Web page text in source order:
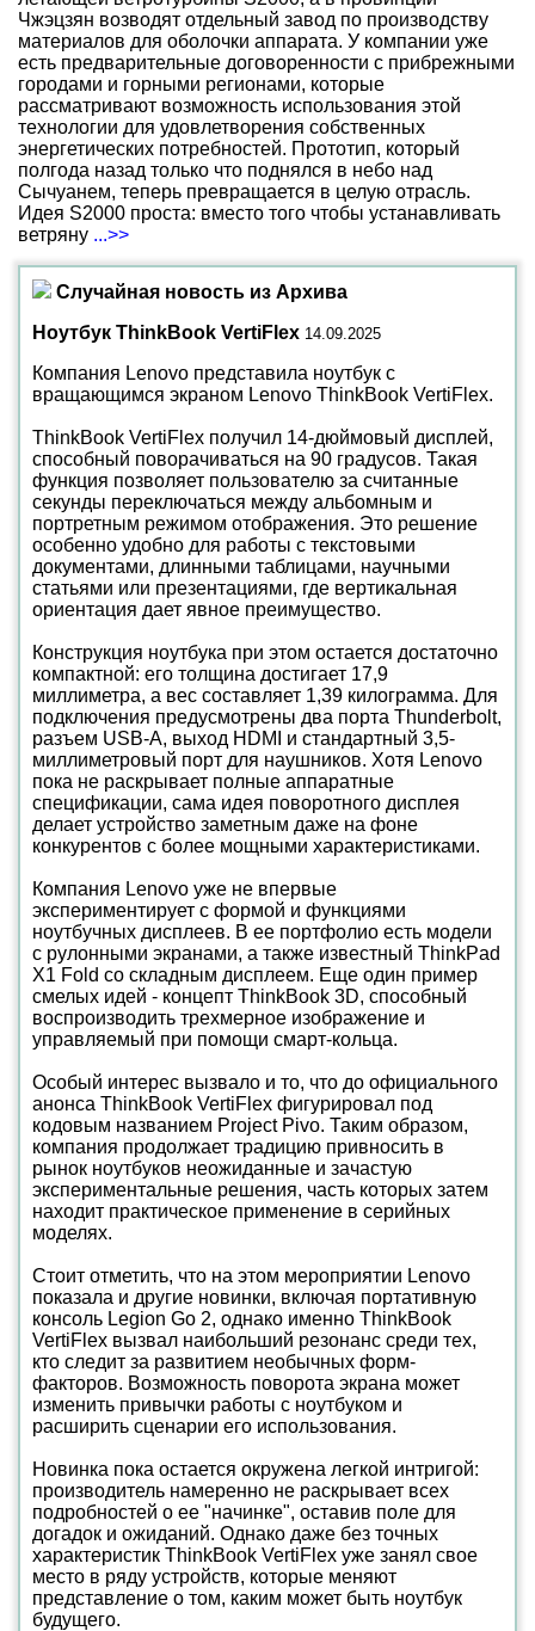
Чжэцзян возводят отдельный завод по производству
материалов для оболочки аппарата. У компании уже
есть предварительные договоренности с прибрежными
городами и горными регионами, которые
рассматривают возможность использования этой
технологии для удовлетворения собственных
энергетических потребностей. Прототип, который
полгода назад только что поднялся в небо над
Сычуанем, теперь превращается в целую отрасль.
Идея S2000 проста: вместо того чтобы устанавливать
ветряну ...>>
Случайная новость из Архива
Ноутбук ThinkBook VertiFlex 14.09.2025
Компания Lenovo представила ноутбук с
вращающимся экраном Lenovo ThinkBook VertiFlex.
ThinkBook VertiFlex получил 14-дюймовый дисплей,
способный поворачиваться на 90 градусов. Такая
функция позволяет пользователю за считанные
секунды переключаться между альбомным и
портретным режимом отображения. Это решение
особенно удобно для работы с текстовыми
документами, длинными таблицами, научными
статьями или презентациями, где вертикальная
ориентация дает явное преимущество.
Конструкция ноутбука при этом остается достаточно
компактной: его толщина достигает 17,9
миллиметра, а вес составляет 1,39 килограмма. Для
подключения предусмотрены два порта Thunderbolt,
разъем USB-A, выход HDMI и стандартный 3,5-
миллиметровый порт для наушников. Хотя Lenovo
пока не раскрывает полные аппаратные
спецификации, сама идея поворотного дисплея
делает устройство заметным даже на фоне
конкурентов с более мощными характеристиками.
Компания Lenovo уже не впервые
экспериментирует с формой и функциями
ноутбучных дисплеев. В ее портфолио есть модели
с рулонными экранами, а также известный ThinkPad
X1 Fold со складным дисплеем. Еще один пример
смелых идей - концепт ThinkBook 3D, способный
воспроизводить трехмерное изображение и
управляемый при помощи смарт-кольца.
Особый интерес вызвало и то, что до официального
анонса ThinkBook VertiFlex фигурировал под
кодовым названием Project Pivo. Таким образом,
компания продолжает традицию привносить в
рынок ноутбуков неожиданные и зачастую
экспериментальные решения, часть которых затем
находит практическое применение в серийных
моделях.
Стоит отметить, что на этом мероприятии Lenovo
показала и другие новинки, включая портативную
консоль Legion Go 2, однако именно ThinkBook
VertiFlex вызвал наибольший резонанс среди тех,
кто следит за развитием необычных форм-
факторов. Возможность поворота экрана может
изменить привычки работы с ноутбуком и
расширить сценарии его использования.
Новинка пока остается окружена легкой интригой:
производитель намеренно не раскрывает всех
подробностей о ее "начинке", оставив поле для
догадок и ожиданий. Однако даже без точных
характеристик ThinkBook VertiFlex уже занял свое
место в ряду устройств, которые меняют
представление о том, каким может быть ноутбук
будущего.